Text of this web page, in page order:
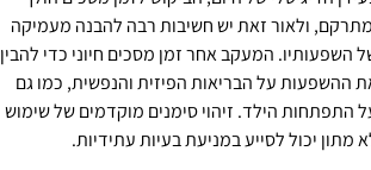
ולאור זאת יש חשיבות רבה להבנה מעמיקה
השפעותיו. המעקב אחר זמן מסכים חיוני כדי להבין
ההשפעות על הבריאות הפיזית והנפשית, כמו גם
התפתחות הילד. זיהוי סימנים מוקדמים של שימוש
מתון יכול לסייע במניעת בעיות עתידיות.